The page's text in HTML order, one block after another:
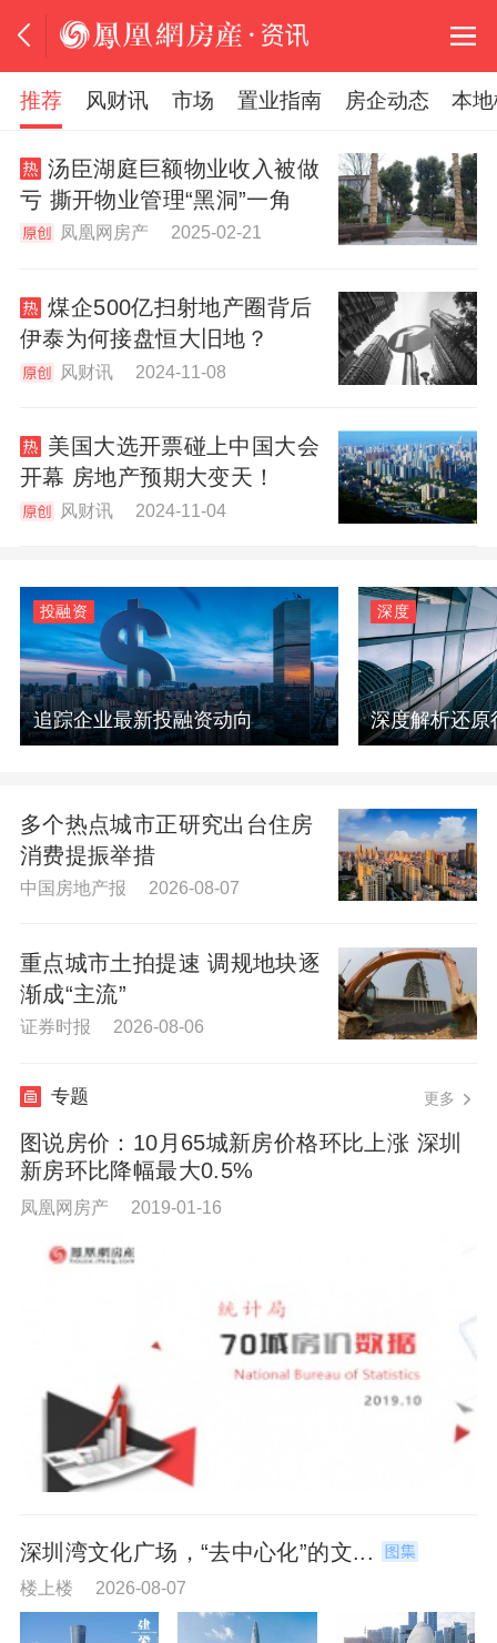
推荐 风财讯 市场 置业指南 房企动态 本
汤臣湖庭巨额物业收入被做
亏 撕开物业管理“黑洞”一角
凤凰网房产 2025-02-21
煤企500亿扫射地产圈背后
伊泰为何接盘恒大旧地？
风财讯 2024-11-08
美国大选开票碰上中国大会
开幕 房地产预期大变天！
风财讯 2024-11-04
投融资
追踪企业最新投融资动向
深度
深度解析还
多个热点城市正研究出台住房
消费提振举措
中国房地产报 2026-08-07
重点城市土拍提速 调规地块逐
渐成“主流”
证券时报 2026-08-06
专题 更多
图说房价：10月65城新房价格环比上涨 深圳
新房环比降幅最大0.5%
凤凰网房产 2019-01-16
深圳湾文化广场，“去中心化”的文...
楼上楼 2026-08-07